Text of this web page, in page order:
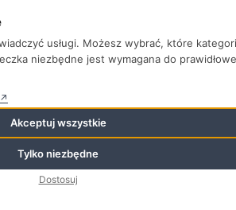
– Zabawki Papier Książki
6Indie walczą o pozycję lidera w
...
usługi. Możesz wybrać, które
niezbędne jest wymagana do
Akceptuj wszystkie
Tylko niezbędne
Dostosuj